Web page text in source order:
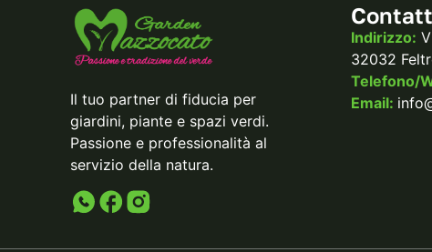
Il tuo partner di fiducia per
giardini, piante e spazi verdi.
Passione e professionalità al
servizio della natura.
Indirizzo:
32032
Telefono/
Email: